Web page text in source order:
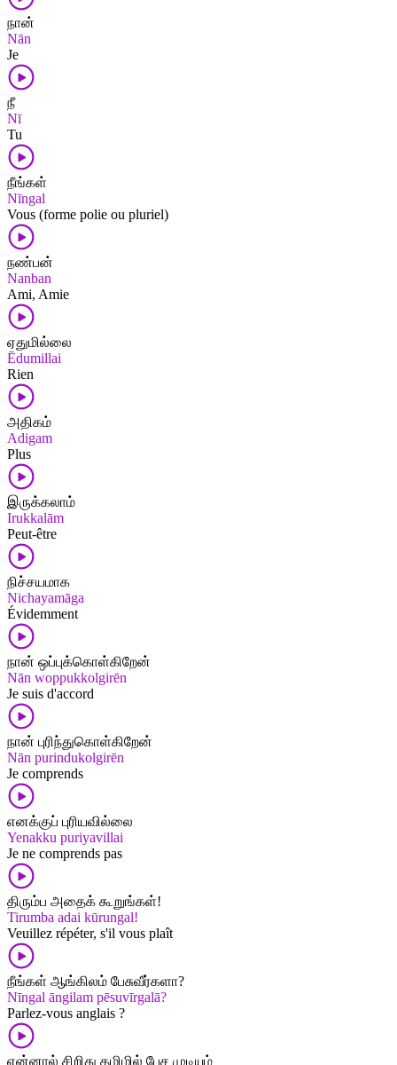
நான்
Nān
Je
நீ
Nī
Tu
நீங்கள்
Nīngal
Vous (forme polie ou pluriel)
நண்பன்
Nanban
Ami, Amie
ஏதுமில்லை
Ēdumillai
Rien
அதிகம்
Adigam
Plus
இருக்கலாம்
Irukkalām
Peut-être
நிச்சயமாக
Nichayamāga
Évidemment
நான் ஒப்புக்கொள்கிறேன்
Nān woppukkolgirēn
Je suis d'accord
நான் புரிந்துகொள்கிறேன்
Nān purindukolgirēn
Je comprends
எனக்குப் புரியவில்லை
Yenakku puriyavillai
Je ne comprends pas
திரும்ப அதைக் கூறுங்கள்!
Tirumba adai kūrungal!
Veuillez répéter, s'il vous plaît
நீங்கள் ஆங்கிலம் பேசுவீர்களா?
Nīngal āngilam pēsuvīrgalā?
Parlez-vous anglais ?
என்னால் சிறிது தமிழில் பேச முடியும்